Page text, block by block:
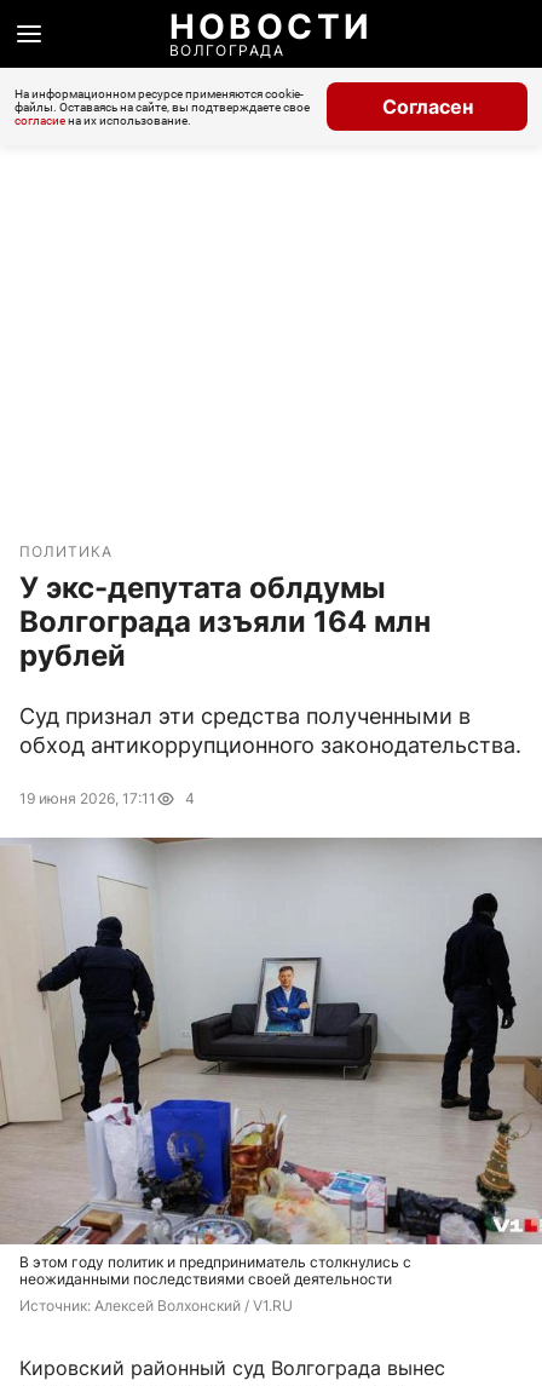
НОВОСТИ
ВОЛГОГРАДА
На информационном ресурсе применяются cookie-
файлы. Оставаясь на сайте, вы подтверждаете свое
согласиена их использование.
Согласен
ПОЛИТИКА
У экс-депутата облдумы
Волгограда изъяли 164 млн
рублей
Суд признал эти средства полученными в
обход антикоррупционного законодательства.
19 июня 2026, 17:11 4
В этом году политик и предприниматель столкнулись с
неожиданными последствиями своей деятельности
Источник: Алексей Волхонский / V1.RU
Кировский районный суд Волгограда вынес